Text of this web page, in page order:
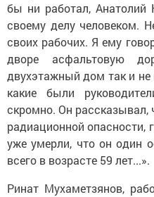
бы ни работал,
своему делу человеком.
своих рабочих. Я ему
дворе асфальтовую
двухэтажный дом так и не
какие были
скромно. Он рассказывал,
радиационной опасности,
уже умерли, что он один
всего в возрасте 59 лет...».
Ринат Мухаметзянов,